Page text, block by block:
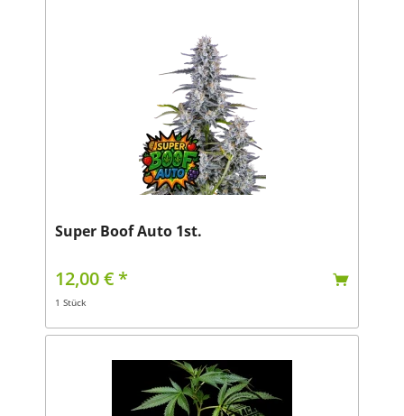
Super Boof Auto 1st.
12,00 € *
1 Stück